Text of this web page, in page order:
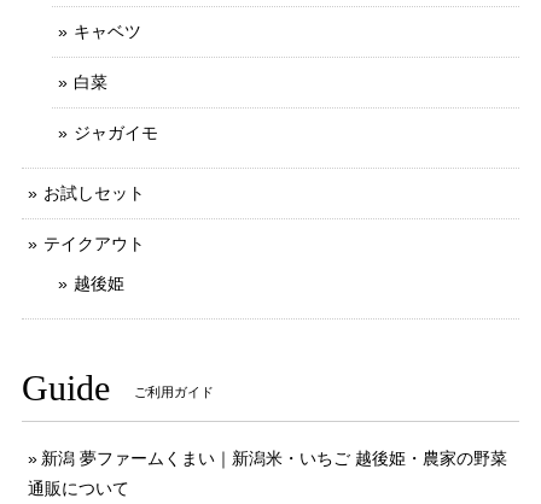
キャベツ
白菜
ジャガイモ
お試しセット
テイクアウト
越後姫
Guide ご利用ガイド
新潟 夢ファームくまい｜新潟米・いちご 越後姫・農家の野菜
通販について